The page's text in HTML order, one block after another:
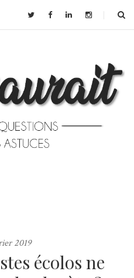
2019
écolos ne